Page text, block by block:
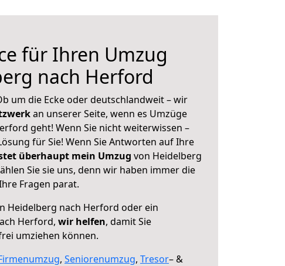
für Ihren Umzug
nach Herford
um die Ecke oder deutschlandweit – wir
an unserer Seite, wenn es Umzüge
geht! Wenn Sie nicht weiterwissen –
für Sie! Wenn Sie Antworten auf Ihre
überhaupt mein Umzug von Heidelberg
Sie sie uns, denn wir haben immer die
Fragen parat.
Heidelberg nach Herford oder ein
Herford, wir helfen, damit Sie
umziehen können.
, Seniorenumzug, Tresor– &